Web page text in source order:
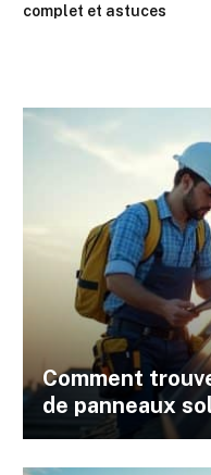
complet et astuces
Comment
de panneaux